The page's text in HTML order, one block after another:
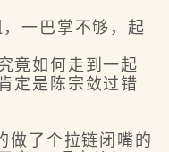
一巴掌不够，起
如何走到一起
定是陈宗敛过错
了个拉链闭嘴的